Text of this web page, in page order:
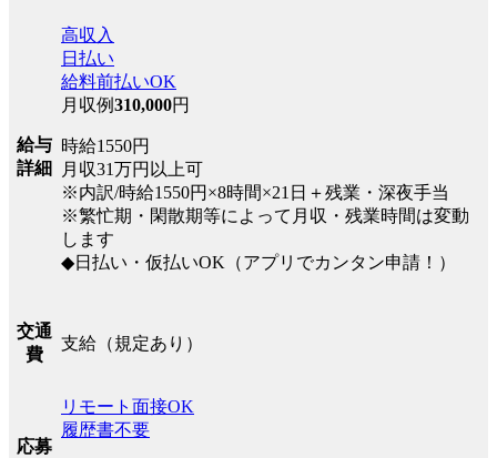
給与
詳細
高収入
日払い
給料前払いOK
月収例310,000円
時給1550円
月収31万円以上可
※内訳/時給1550円×8時間×21日＋残業・深夜手当
※繁忙期・閑散期等によって月収・残業時間は変動
します
◆日払い・仮払いOK（アプリでカンタン申請！）
交通
費
支給（規定あり）
応募
リモート面接OK
履歴書不要